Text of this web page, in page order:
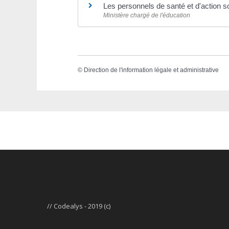
Les personnels de santé et d'action
Ministère chargé de l'éducation
© Direction de l'information légale et administrative
// Codealys - 2019 (c)